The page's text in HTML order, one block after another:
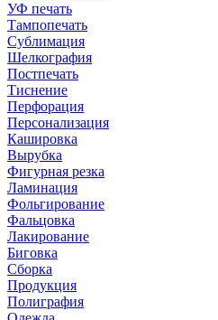
УФ печать
Тампопечать
Сублимация
Шелкография
Постпечать
Тиснение
Перфорация
Персонализация
Кашировка
Вырубка
Фигурная резка
Ламинация
Фольгирование
Фальцовка
Лакирование
Биговка
Сборка
Продукция
Полиграфия